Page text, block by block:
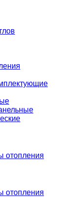
отопления
отопления